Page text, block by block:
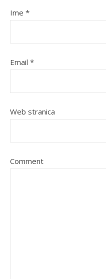
Ime *
Email *
Web stranica
Comment